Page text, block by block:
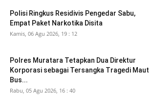
Polisi Ringkus Residivis Pengedar Sabu,
Empat Paket Narkotika Disita
Kamis, 06 Agu 2026, 19 : 12
Polres Muratara Tetapkan Dua Direktur
Korporasi sebagai Tersangka Tragedi Maut
Bus...
Rabu, 05 Agu 2026, 16 : 40